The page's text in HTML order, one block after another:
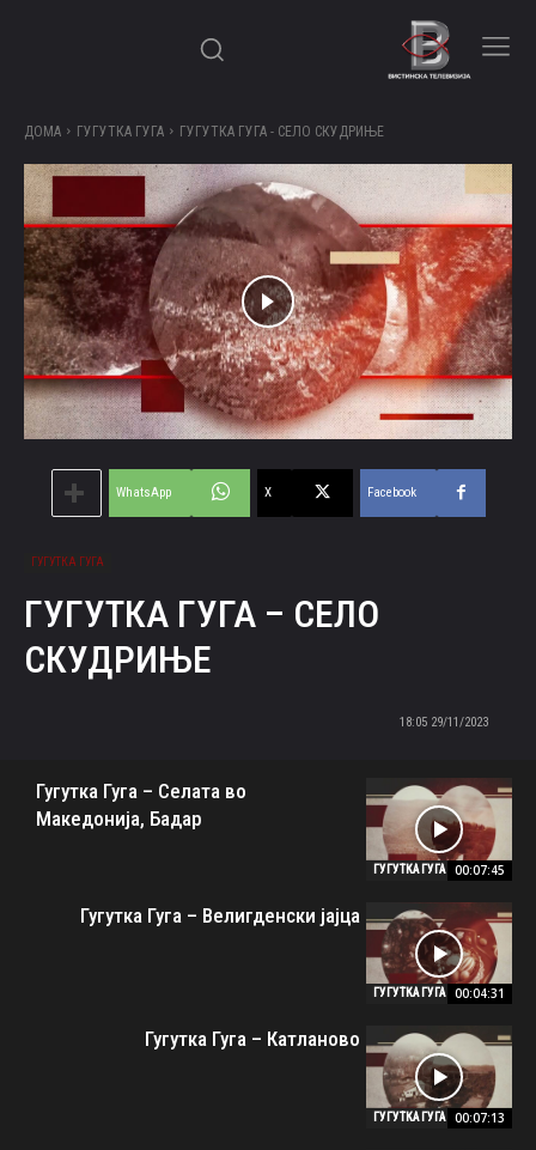
ДОМА ГУГУТКА ГУГА ГУГУТКА ГУГА - СЕЛО СКУДРИЊЕ
Facebook
X
WhatsApp
ГУГУТКА ГУГА
ГУГУТКА ГУГА – СЕЛО
СКУДРИЊЕ
29/11/2023 18:05
ГУГУТКА ГУГА 00:07:45
Гугутка Гуга – Селата во
Македонија, Бадар
ГУГУТКА ГУГА 00:04:31
Гугутка Гуга – Велигденски јајца
ГУГУТКА ГУГА 00:07:13
Гугутка Гуга – Катланово